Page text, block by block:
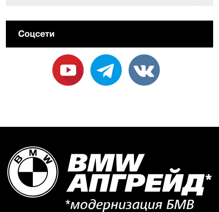
Соцсети